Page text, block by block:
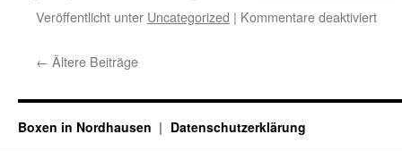
Veröffentlicht unter Uncategorized | Kommentare deaktiviertfür
← Ältere Beiträge
Boxen in Nordhausen Datenschutzerklärung